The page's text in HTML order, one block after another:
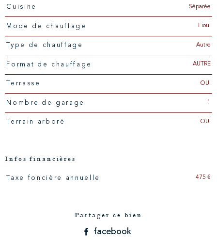
Cuisine Séparée
Mode de chauffage Fioul
Type de chauffage Autre
Format de chauffage AUTRE
Terrasse OUI
Nombre de garage 1
Terrain arboré OUI
Infos financières
Caractéristiques Valeurs
Taxe foncière annuelle 475 €
Partager ce bien
facebook